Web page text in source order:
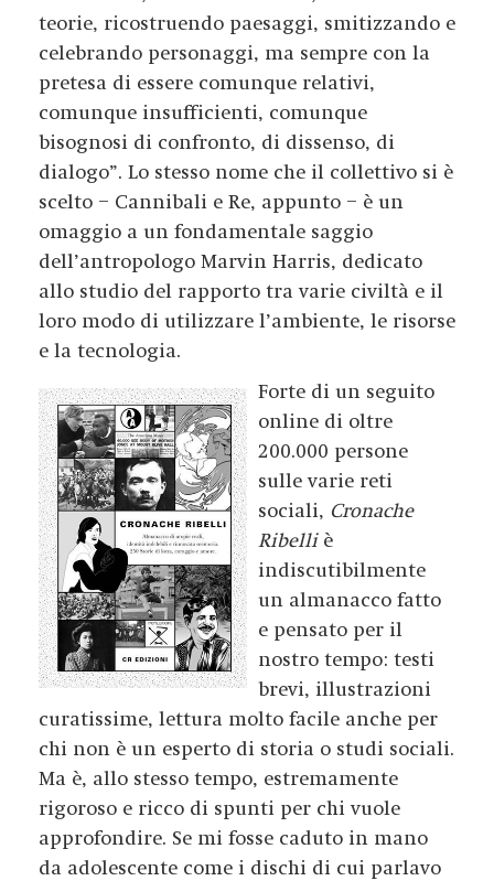
teorie, ricostruendo paesaggi, smitizzando e
celebrando personaggi, ma sempre con la
pretesa di essere comunque relativi,
comunque insufficienti, comunque
bisognosi di confronto, di dissenso, di
dialogo”. Lo stesso nome che il collettivo si è
scelto – Cannibali e Re, appunto – è un
omaggio a un fondamentale saggio
dell’antropologo Marvin Harris, dedicato
allo studio del rapporto tra varie civiltà e il
loro modo di utilizzare l’ambiente, le risorse
e la tecnologia.
Forte di un seguito
online di oltre
200.000 persone
sulle varie reti
sociali, Cronache
Ribelliè
indiscutibilmente
un almanacco fatto
e pensato per il
nostro tempo: testi
brevi, illustrazioni
curatissime, lettura molto facile anche per
chi non è un esperto di storia o studi sociali.
Ma è, allo stesso tempo, estremamente
rigoroso e ricco di spunti per chi vuole
approfondire. Se mi fosse caduto in mano
da adolescente come i dischi di cui parlavo